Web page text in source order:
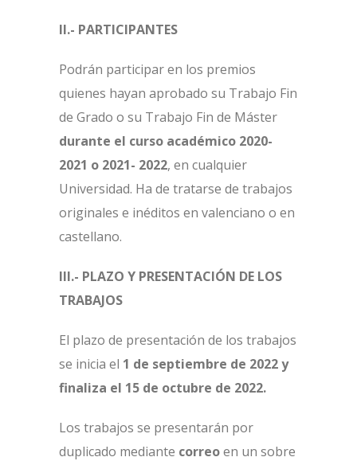
II.- PARTICIPANTES
Podrán participar en los premios
quienes hayan aprobado su Trabajo Fin
de Grado o su Trabajo Fin de Máster
durante el curso académico 2020-
2021 o 2021- 2022, en cualquier
Universidad. Ha de tratarse de trabajos
originales e inéditos en valenciano o en
castellano.
III.- PLAZO Y PRESENTACIÓN DE LOS
TRABAJOS
El plazo de presentación de los trabajos
se inicia el 1 de septiembre de 2022 y
finaliza el 15 de octubre de 2022.
Los trabajos se presentarán por
duplicado mediante correoen un sobre